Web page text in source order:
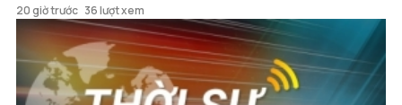
20 giờ trước 36 lượt xem